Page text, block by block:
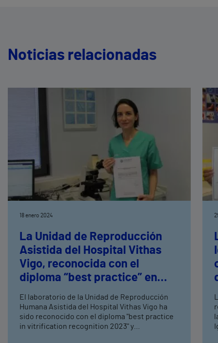
Noticias relacionadas
18 enero 2024
La Unidad de Reproducción
Asistida del Hospital Vithas
Vigo, reconocida con el
diploma “best practice” en
vitrificación
El laboratorio de la Unidad de Reproducción
Humana Asistida del Hospital Vithas Vigo ha
sido reconocido con el diploma "best practice
in vitrification recognition 2023" y